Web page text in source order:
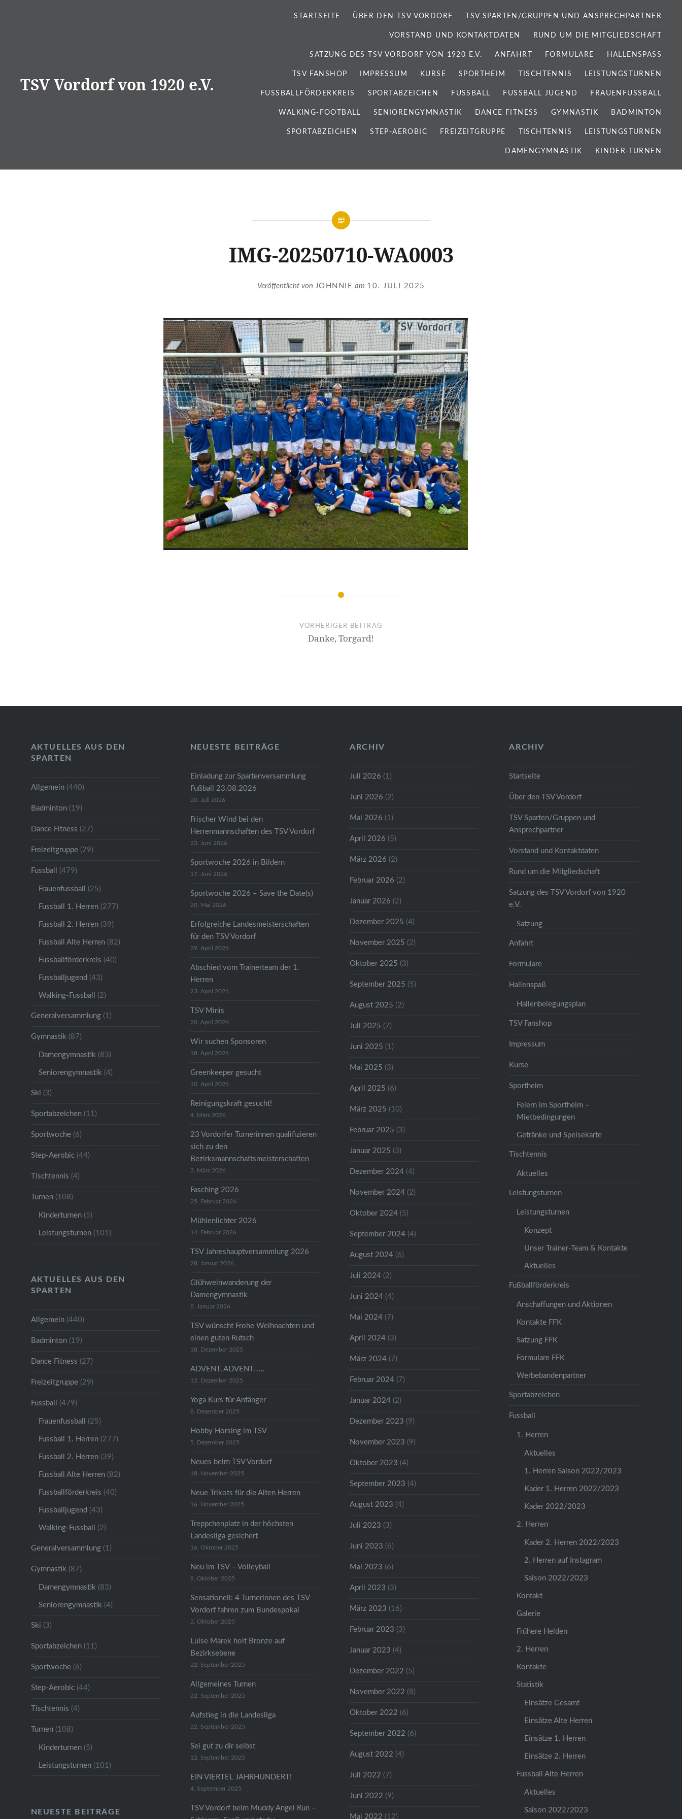
TSV Vordorf von 1920 e.V.
STARTSEITE ÜBER DEN TSV VORDORF TSV SPARTEN/GRUPPEN UND ANSPRECHPARTNER
VORSTAND UND KONTAKTDATEN RUND UM DIE MITGLIEDSCHAFT
SATZUNG DES TSV VORDORF VON 1920 E.V. ANFAHRT FORMULARE HALLENSPASS
TSV FANSHOP IMPRESSUM KURSE SPORTHEIM TISCHTENNIS LEISTUNGSTURNEN
FUSSBALLFÖRDERKREIS SPORTABZEICHEN FUSSBALL FUSSBALL JUGEND FRAUENFUSSBALL
WALKING-FOOTBALL SENIORENGYMNASTIK DANCE FITNESS GYMNASTIK BADMINTON
SPORTABZEICHEN STEP-AEROBIC FREIZEITGRUPPE TISCHTENNIS LEISTUNGSTURNEN
DAMENGYMNASTIK KINDER-TURNEN
IMG-20250710-WA0003
Veröffentlicht von JOHNNIE am 10. JULI 2025
VORHERIGER BEITRAG
Danke, Torgard!
AKTUELLES AUS DEN
SPARTEN
Allgemein(440)
Badminton(19)
Dance Fitness (27)
Freizeitgruppe(29)
Fussball (479)
Frauenfussball (25)
Fussball 1. Herren(277)
Fussball 2. Herren(39)
Fussball Alte Herren(82)
Fussballförderkreis (40)
Fussballjugend (43)
Walking-Fussball (2)
Generalversammlung(1)
Gymnastik (87)
Damengymnastik (83)
Seniorengymnastik (4)
Ski (3)
Sportabzeichen(11)
Sportwoche(6)
Step-Aerobic(44)
Tischtennis (4)
Turnen(108)
Kinderturnen(5)
Leistungsturnen(101)
NEUESTE BEITRÄGE
Einladung zur Spartenversammlung
Fußball 23.08.2026
20. Juli 2026
Frischer Wind bei den
Herrenmannschaften des TSV Vordorf
23. Juni 2026
Sportwoche 2026 in Bildern
17. Juni 2026
Sportwoche 2026 – Save the Date(s)
20. Mai 2026
Erfolgreiche Landesmeisterschaften
für den TSV Vordorf
29. April 2026
Abschied vom Trainerteam der 1.
Herren
23. April 2026
TSV Minis
20. April 2026
Wir suchen Sponsoren
18. April 2026
Greenkeeper gesucht
10. April 2026
Reinigungskraft gesucht!
4. März 2026
23 Vordorfer Turnerinnen qualifizieren
sich zu den
Bezirksmannschaftsmeisterschaften
3. März 2026
Fasching 2026
25. Februar 2026
Mühlenlichter 2026
14. Februar 2026
TSV Jahreshauptversammlung 2026
28. Januar 2026
Glühweinwanderung der
Damengymnastik
8. Januar 2026
TSV wünscht Frohe Weihnachten und
einen guten Rutsch
18. Dezember 2025
ADVENT, ADVENT……
12. Dezember 2025
Yoga Kurs für Anfänger
8. Dezember 2025
Hobby Horsing im TSV
5. Dezember 2025
Neues beim TSV Vordorf
18. November 2025
Neue Trikots für die Alten Herren
16. November 2025
Treppchenplatz in der höchsten
Landesliga gesichert
16. Oktober 2025
Neu im TSV – Volleyball
9. Oktober 2025
Sensationell: 4 Turnerinnen des TSV
Vordorf fahren zum Bundespokal
2. Oktober 2025
Luise Marek holt Bronze auf
Bezirksebene
22. September 2025
Allgemeines Turnen
22. September 2025
Aufstieg in die Landesliga
22. September 2025
Sei gut zu dir selbst
12. September 2025
EIN VIERTEL JAHRHUNDERT!
4. September 2025
TSV Vordorf beim Muddy Angel Run –
ARCHIV
Juli 2026 (1)
Juni 2026 (2)
Mai 2026 (1)
April 2026 (5)
März 2026 (2)
Februar 2026 (2)
Januar 2026 (2)
Dezember 2025 (4)
November 2025 (2)
Oktober 2025 (3)
September 2025 (5)
August 2025 (2)
Juli 2025 (7)
Juni 2025 (1)
Mai 2025 (3)
April 2025 (6)
März 2025 (10)
Februar 2025 (3)
Januar 2025 (3)
Dezember 2024 (4)
November 2024 (2)
Oktober 2024 (5)
September 2024 (4)
August 2024 (6)
Juli 2024 (2)
Juni 2024 (4)
Mai 2024 (7)
April 2024 (3)
März 2024 (7)
Februar 2024 (7)
Januar 2024 (2)
Dezember 2023 (9)
November 2023 (9)
Oktober 2023 (4)
September 2023 (4)
August 2023 (4)
Juli 2023 (3)
Juni 2023 (6)
Mai 2023 (6)
April 2023 (3)
März 2023 (16)
Februar 2023 (3)
Januar 2023 (4)
Dezember 2022 (5)
November 2022 (8)
Oktober 2022 (6)
September 2022 (6)
August 2022 (4)
Juli 2022 (7)
Juni 2022 (9)
Mai 2022 (12)
ARCHIV
Startseite
Über den TSV Vordorf
TSV Sparten/Gruppen und
Ansprechpartner
Vorstand und Kontaktdaten
Rund um die Mitgliedschaft
Satzung des TSV Vordorf von 1920
e.V.
Satzung
Anfahrt
Formulare
Hallenspaß
Hallenbelegungsplan
TSV Fanshop
Impressum
Kurse
Sportheim
Feiern im Sportheim –
Mietbedingungen
Getränke und Speisekarte
Tischtennis
Aktuelles
Leistungsturnen
Leistungsturnen
Konzept
Unser Trainer-Team & Kontakte
Aktuelles
Fußballförderkreis
Anschaffungen und Aktionen
Kontakte FFK
Satzung FFK
Formulare FFK
Werbebandenpartner
Sportabzeichen
Fussball
1. Herren
Aktuelles
1. Herren Saison 2022/2023
Kader 1. Herren 2022/2023
Kader 2022/2023
2. Herren
Kader 2. Herren 2022/2023
2. Herren auf Instagram
Saison 2022/2023
Kontakt
Galerie
Frühere Helden
2. Herren
Kontakte
Statistik
Einsätze Gesamt
Einsätze Alte Herren
Einsätze 1. Herren
Einsätze 2. Herren
Fussball Alte Herren
Aktuelles
Saison 2022/2023
AKTUELLES AUS DEN
SPARTEN
Allgemein(440)
Badminton(19)
Dance Fitness (27)
Freizeitgruppe(29)
Fussball (479)
Frauenfussball (25)
Fussball 1. Herren(277)
Fussball 2. Herren(39)
Fussball Alte Herren(82)
Fussballförderkreis (40)
Fussballjugend (43)
Walking-Fussball (2)
Generalversammlung(1)
Gymnastik (87)
Damengymnastik (83)
Seniorengymnastik (4)
Ski (3)
Sportabzeichen(11)
Sportwoche(6)
Step-Aerobic(44)
Tischtennis (4)
Turnen(108)
Kinderturnen(5)
Leistungsturnen(101)
NEUESTE BEITRÄGE